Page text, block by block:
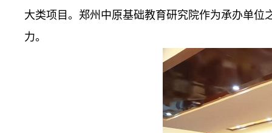
大类项目。郑州中原基础教育研究院作为承办单
力。